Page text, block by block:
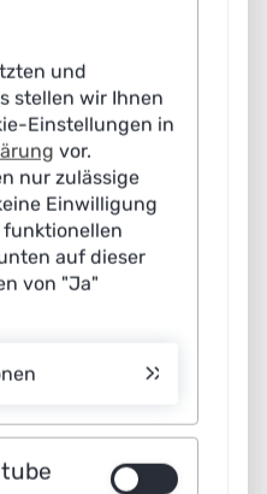
Ziele, operative
verbunden
KI dann einen echten
und Lebensqualität
Indikatoren (KPIs) in
Sie übersetzen
Emissionsreduktion oder
steuern. Nur mittels klar
und
stellen wir Ihnen
Einstellungen in
vor.
nur zulässige
Einwilligung
funktionellen
auf dieser
von "Ja"